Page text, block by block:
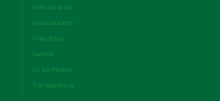
Noticias al día
Publicaciones
Anécdotas
Galería
En los Medios
Transparencia